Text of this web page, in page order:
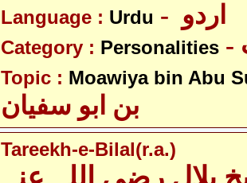
Language : Urdu
Category : Personalities
Topic : Moawiya bin Abu
بن ابو سفیان
Tareekh-e-Bilal(r.a.)